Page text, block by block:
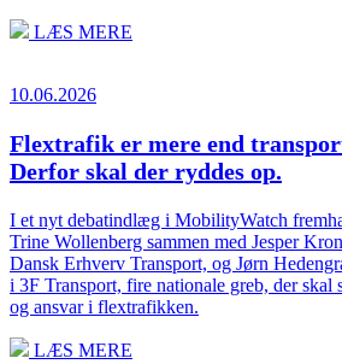
LÆS MERE
10.06.2026
Flextrafik er mere end
Derfor skal der ryddes op.
I et nyt debatindlæg i MobilityWatch
Trine Wollenberg sammen med Jesper
Dansk Erhverv Transport, og Jørn
i 3F Transport, fire nationale greb, der
og ansvar i flextrafikken.
LÆS MERE